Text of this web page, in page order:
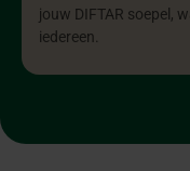
jouw DIFTAR soepel,
iedereen.